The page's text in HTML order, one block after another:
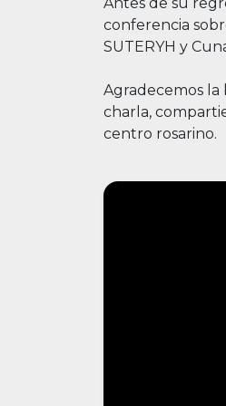
conferencia
SUTERYH y
Agradecemos la
charla,
centro rosarino.